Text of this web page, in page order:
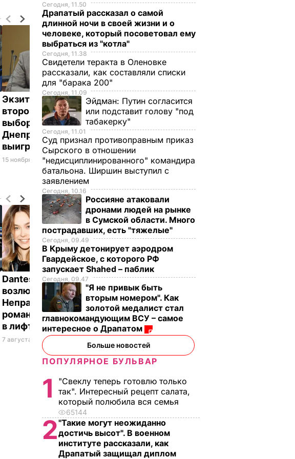
Экзит-полл: Во
втором туре
выборов мэра
Днепропетровска
выиграл Филатов
15 ноября, 20.10ПОЛИТИКА
"Опора": Выборы
проходят без
существенных
15 ноября, 19.18 ПОЛИТИКА
Dantes и его новая
возлюбленная
Неправда сделали
романтическое фото
в лифте втроем
7 августа, 10.23
Пять минут – и
хрустящие горячие
бутерброды с
тягучим сыром
готовы. Рецепт
сочной начинки
Сегодня, 11.50
Драпатый рассказал о самой
длинной ночи в своей жизни и о
человеке, который посоветовал ему
выбраться из "котла"
Сегодня, 11.38
Свидетели теракта в Оленовке
рассказали, как составляли списки
для "барака 200"
Сегодня, 11.09
Эйдман: Путин согласится
или подставит голову "под
табакерку"
Сегодня, 11.01
Суд признал противоправным приказ
Сырского в отношении
"недисциплинированного" командира
батальона. Ширшин выступил с
заявлением
Сегодня, 10.16
Россияне атаковали
дронами людей на рынке
в Сумской области. Много
пострадавших, есть "тяжелые"
Сегодня, 09.49
В Крыму детонирует аэродром
Гвардейское, с которого РФ
запускает Shahed – паблик
Сегодня, 09.47
"Я не привык быть
вторым номером". Как
золотой медалист стал
главнокомандующим ВСУ – самое
интересное о Драпатом
Больше новостей
ПОПУЛЯРНОЕ БУЛЬВАР
1
"Свеклу теперь готовлю только
так". Интересный рецепт салата,
который полюбила вся семья
65144
2"Такие могут неожиданно
достичь высот". В военном
институте рассказали, как
Драпатый защищал диплом